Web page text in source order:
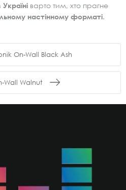
варто тим, хто прагне
настінному форматі.
On-Wall Black Ash
Wall Walnut